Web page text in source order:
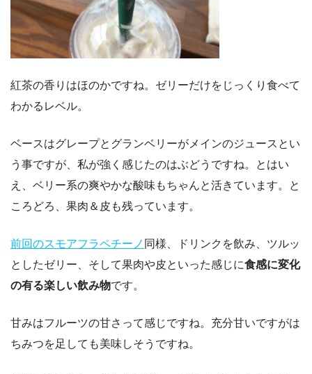
紅茶の香りはほのかですね。ゼリーだけをじっくり食べて
わかるレベル。
ベースはグレープとグランベリーがメインのジュースとい
う事ですが、私が強く感じたのはぶどうですね。とはい
え、ベリー系の爽やかな酸味もちゃんと活きています。と
ころどろ、果肉＆皮も残っています。
前回のスモアフラペチーノ 同様、ドリンクを飲み、ツルッ
としたゼリー、そして果肉や皮といった感じに食感に変化
の有る楽しい飲み物です。
甘みはフルーツの甘さって感じですね。充分甘いですがは
ちみつを足しても美味しそうですね。